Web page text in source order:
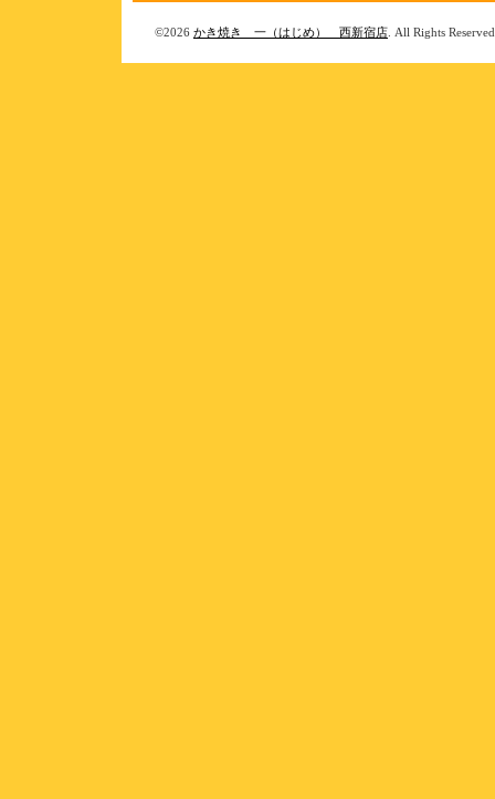
©2026 かき焼き 一（はじめ） 西新宿店 . All Rights